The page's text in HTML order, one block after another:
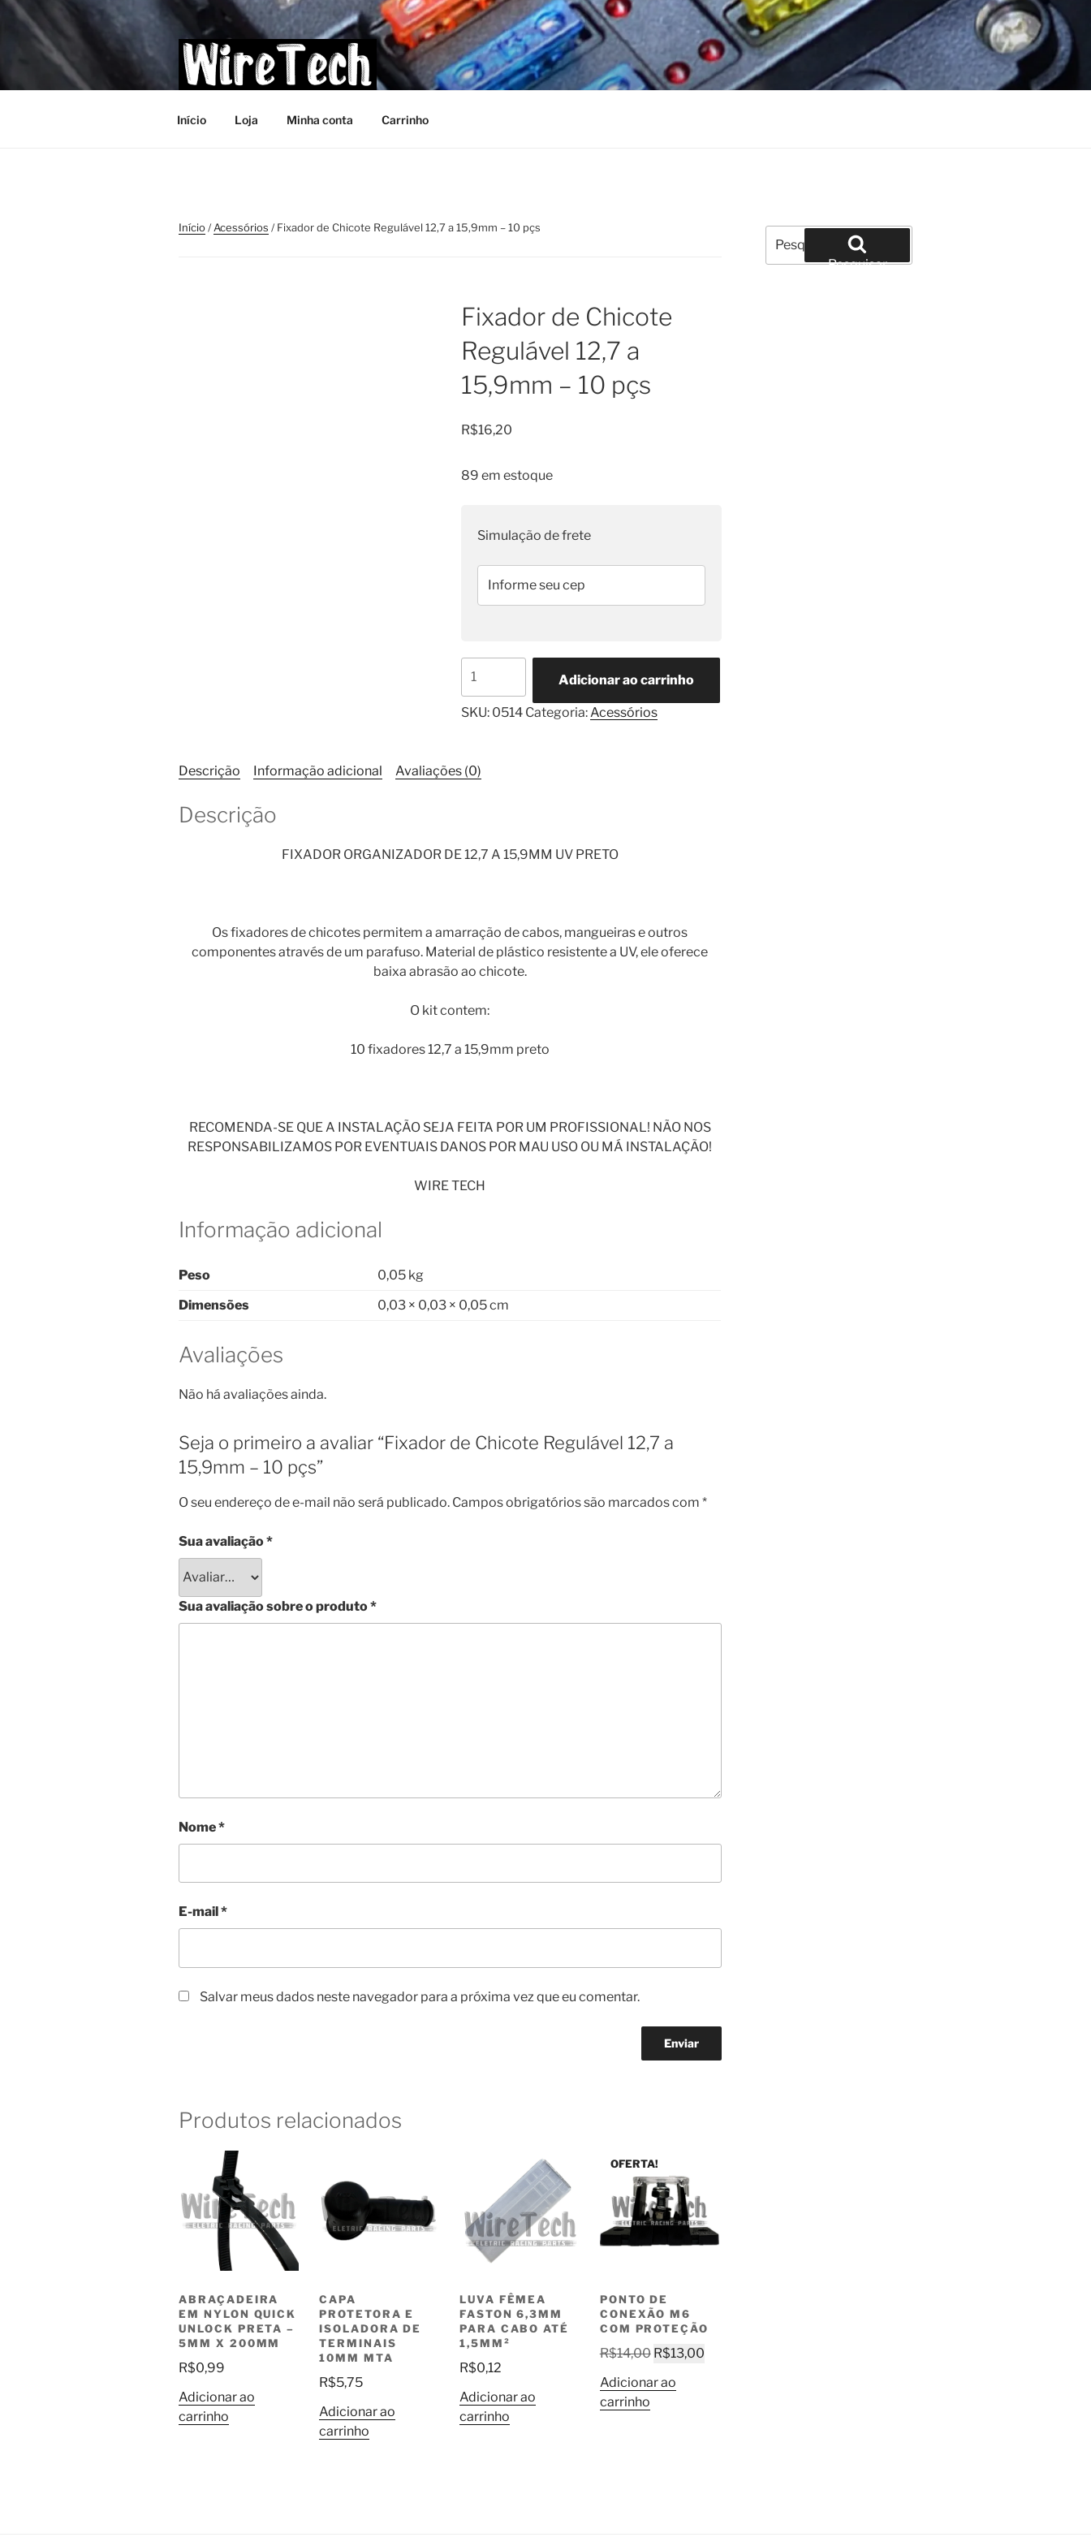
Pular
para
conteúdo
Início Loja Minha conta Carrinho
Início/Acessórios / Fixador de Chicote Regulável 12,7 a 15,9mm – 10 pçs
Fixador de Chicote
Regulável 12,7 a
15,9mm – 10 pçs
R$16,20
89 em estoque
Simulação de frete
de
Chicote
a
15,9mm
quantidade
Adicionar ao carrinho
SKU: 0514 Categoria: Acessórios
Descrição Informação adicional Avaliações (0)
Descrição
FIXADOR ORGANIZADOR DE 12,7 A 15,9MM UV PRETO
Os fixadores de chicotes permitem a amarração de cabos, mangueiras e outros
componentes através de um parafuso. Material de plástico resistente a UV, ele oferece
baixa abrasão ao chicote.
O kit contem:
10 fixadores 12,7 a 15,9mm preto
RECOMENDA-SE QUE A INSTALAÇÃO SEJA FEITA POR UM PROFISSIONAL! NÃO NOS
RESPONSABILIZAMOS POR EVENTUAIS DANOS POR MAU USO OU MÁ INSTALAÇÃO!
WIRE TECH
Informação adicional
Peso
0,05 kg
Dimensões
0,03 × 0,03 × 0,05 cm
Avaliações
Não há avaliações ainda.
Seja o primeiro a avaliar “Fixador de Chicote Regulável 12,7 a
15,9mm – 10 pçs”
O seu endereço de e-mail não será publicado. Campos obrigatórios são marcados com *
Sua avaliação*
Sua avaliação sobre o produto*
Nome*
E-mail *
Salvar meus dados neste navegador para a próxima vez que eu comentar.
Produtos relacionados
ABRAÇADEIRA
EM NYLON QUICK
UNLOCK PRETA –
5MM X 200MM
R$0,99
Adicionar ao
carrinho
CAPA
PROTETORA E
ISOLADORA DE
TERMINAIS
10MM MTA
R$5,75
Adicionar ao
carrinho
LUVA FÊMEA
FASTON 6,3MM
PARA CABO ATÉ
1,5MM²
R$0,12
Adicionar ao
carrinho
OFERTA!
PONTO DE
CONEXÃO M6
COM PROTEÇÃO
R$14,00 O
original
R$13,00O
Adicionar ao
carrinho
Pesquisar
por:
Pesquisar